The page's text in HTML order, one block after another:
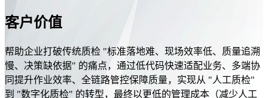
客户价值
帮助企业打破传统质检 "标准落地难、现场效率低、质量追溯
慢、决策缺依据" 的痛点，通过低代码快速适配业务、多端协
同提升作业效率、全链路管控保障质量，实现从 "人工质检"
到 "数字化质检" 的转型，最终以更低的管理成本（减少人工